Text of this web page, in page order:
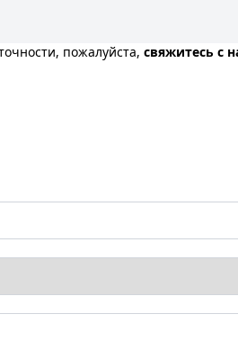
пожалуйста, свяжитесь с